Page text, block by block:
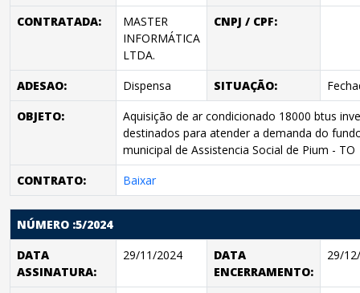
CONTRATADA:
MASTER
INFORMÁTICA
LTDA.
CNPJ / CPF:
ADESAO: Dispensa SITUAÇÃO:
OBJETO:
Aquisição de ar condicionado 18000 btus
destinados para atender a demanda do
municipal de Assistencia Social de Pium - TO
CONTRATO:
Baixar
NÚMERO :5/2024
DATA
ASSINATURA:
29/11/2024
DATA
ENCERRAMENTO:
29/